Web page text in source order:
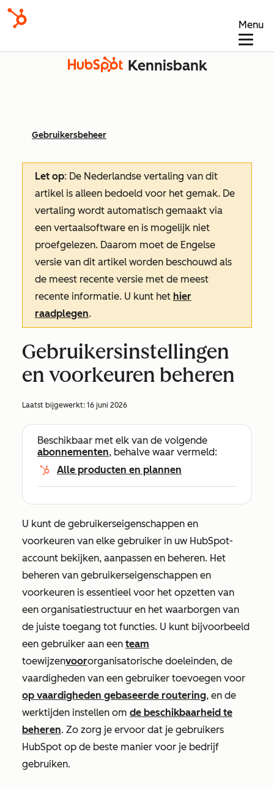
Menu
Kennisbank
Gebruikersbeheer
Let op: De Nederlandse vertaling van dit
artikel is alleen bedoeld voor het gemak. De
vertaling wordt automatisch gemaakt via
een vertaalsoftware en is mogelijk niet
proefgelezen. Daarom moet de Engelse
versie van dit artikel worden beschouwd als
de meest recente versie met de meest
recente informatie. U kunt het hier
raadplegen.
Gebruikersinstellingen
en voorkeuren beheren
Laatst bijgewerkt: 16 juni 2026
Beschikbaar met elk van de volgende
abonnementen, behalve waar vermeld:
Alle producten en plannen
U kunt de gebruikerseigenschappen en
voorkeuren van elke gebruiker in uw HubSpot-
account bekijken, aanpassen en beheren. Het
beheren van gebruikerseigenschappen en
voorkeuren is essentieel voor het opzetten van
een organisatiestructuur en het waarborgen van
de juiste toegang tot functies. U kunt bijvoorbeeld
een gebruiker aan een team
toewijzenvoororganisatorische doeleinden, de
vaardigheden van een gebruiker toevoegen voor
op vaardigheden gebaseerde routering, en de
werktijden instellen om de beschikbaarheid te
beheren. Zo zorg je ervoor dat je gebruikers
HubSpot op de beste manier voor je bedrijf
gebruiken.